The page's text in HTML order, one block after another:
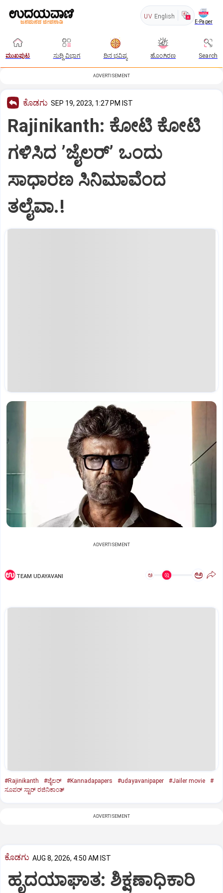
UV English
E-Paper
ಮುಖಪುಟ ಸುದ್ದಿ ವಿಭಾಗ ದಿನ ಭವಿಷ್ಯ ಹೊಂಗಿರಣ Search
ADVERTISEMENT
ಕೊಡಗು SEP 19, 2023, 1:27 PM IST
Rajinikanth: ಕೋಟಿ ಕೋಟಿ
ಗಳಿಸಿದ ʼಜೈಲರ್‌ʼ ಒಂದು
ಸಾಧಾರಣ ಸಿನಿಮಾವೆಂದ
ತಲೈವಾ.!
ADVERTISEMENT
TEAM UDAYAVANI ಅ ಅ
#Rajinikanth #ಜೈಲರ್‌ #Kannadapapers #udayavanipaper #Jailer movie
#
ಸೂಪರ್‌ ಸ್ಟಾರ್‌ ರಜಿನಿಕಾಂತ್‌
ADVERTISEMENT
ಕೊಡಗು AUG 8, 2026, 4:50 AM IST
ಹೃದಯಾಘಾತ: ಶಿಕ್ಷಣಾಧಿಕಾರಿ